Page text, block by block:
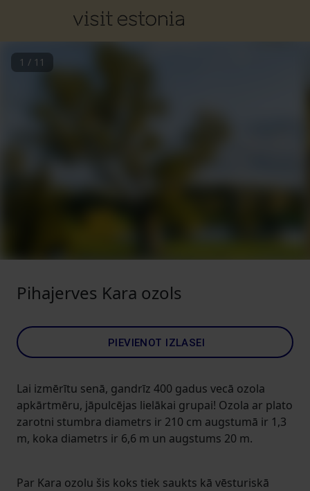
1 / 11
Pihajerves Kara ozols
PIEVIENOT IZLASEI
Lai izmērītu senā, gandrīz 400 gadus vecā ozola
apkārtmēru, jāpulcējas lielākai grupai! Ozola ar plato
zarotni stumbra diametrs ir 210 cm augstumā ir 1,3
m, koka diametrs ir 6,6 m un augstums 20 m.
Par Kara ozolu šis koks tiek saukts kā vēsturiskā